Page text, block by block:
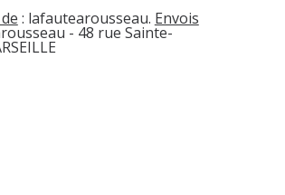
: lafautearousseau. Envois
- 48 rue Sainte-